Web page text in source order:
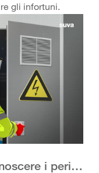
gli infortuni.
Come il personale può riconoscere i pericoli ed evitare i rischi